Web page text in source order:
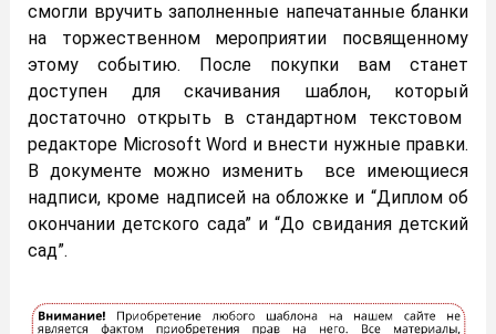
смогли вручить заполненные напечатанные бланки
на торжественном мероприятии посвященному
этому событию. После покупки вам станет
доступен для скачивания шаблон, который
достаточно открыть в стандартном текстовом
редакторе Microsoft Word и внести нужные правки.
В документе можно изменить все имеющиеся
надписи, кроме надписей на обложке и “Диплом об
окончании детского сада” и “До свидания детский
сад”.